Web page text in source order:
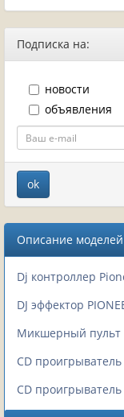
Подписка на:
новости
объявления
Описание моделей
Dj контроллер
DJ эффектор
Микшерный пульт
CD проигрыватель
CD проигрыватель